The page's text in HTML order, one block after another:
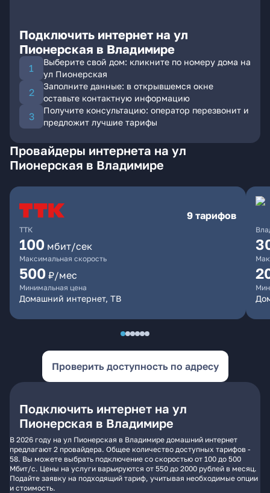
Подключить интернет на ул
Пионерская в Владимире
Выберите свой дом: кликните по номеру дома на
ул Пионерская
Заполните данные: в открывшемся окне
оставьте контактную информацию
Получите консультацию: оператор перезвонит и
предложит лучшие тарифы
Провайдеры интернета на ул
Пионерская в Владимире
ТТК
9 тарифов
100 мбит/сек
Максимальная скорость
500 ₽/мес
Минимальная цена
Домашний интернет, ТВ
Проверить доступность по адресу
Подключить интернет на ул
Пионерская в Владимире
В 2026 году на ул Пионерская в Владимире домашний интернет
предлагают 2 провайдера. Общее количество доступных тарифов -
58. Вы можете выбрать подключение со скоростью от 100 до 500
Мбит/с. Цены на услуги варьируются от 550 до 2000 рублей в месяц.
Подайте заявку на подходящий тариф, учитывая необходимые опции
и стоимость.